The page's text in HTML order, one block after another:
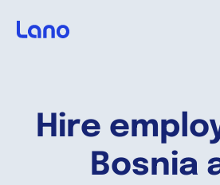
Hire
Bosnia
¿Por qué Lano?